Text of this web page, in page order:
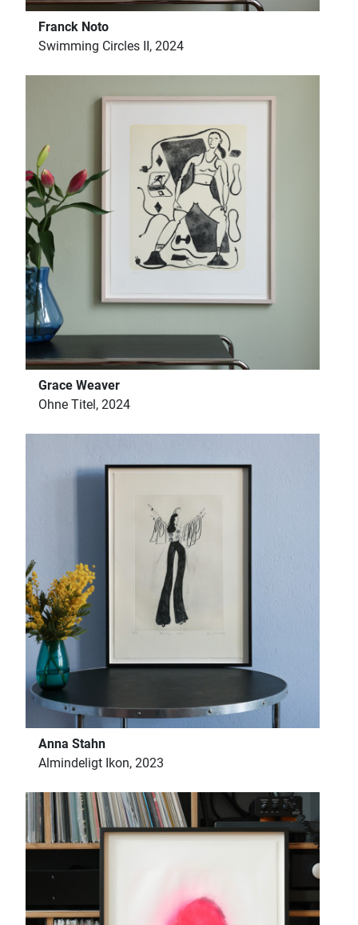
Franck Noto
Swimming Circles II, 2024
Grace Weaver
Ohne Titel, 2024
Anna Stahn
Almindeligt Ikon, 2023